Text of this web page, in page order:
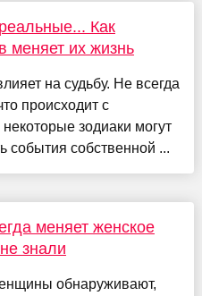
Как
меняет их жизнь
на судьбу. Не всегда
происходит с
зодиаки могут
события собственной ...
меняет женское
знали
обнаруживают,